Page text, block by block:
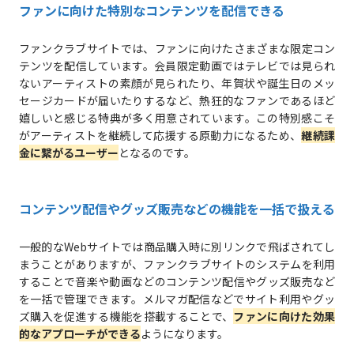
ファンに向けた特別なコンテンツを配信できる
ファンクラブサイトでは、ファンに向けたさまざまな限定コン
テンツを配信しています。会員限定動画ではテレビでは見られ
ないアーティストの素顔が見られたり、年賀状や誕生日のメッ
セージカードが届いたりするなど、熱狂的なファンであるほど
嬉しいと感じる特典が多く用意されています。この特別感こそ
がアーティストを継続して応援する原動力になるため、継続課
金に繋がるユーザーとなるのです。
コンテンツ配信やグッズ販売などの機能を一括で扱える
一般的なWebサイトでは商品購入時に別リンクで飛ばされてし
まうことがありますが、ファンクラブサイトのシステムを利用
することで音楽や動画などのコンテンツ配信やグッズ販売など
を一括で管理できます。メルマガ配信などでサイト利用やグッ
ズ購入を促進する機能を搭載することで、 ファンに向けた効果
的なアプローチができるようになります。